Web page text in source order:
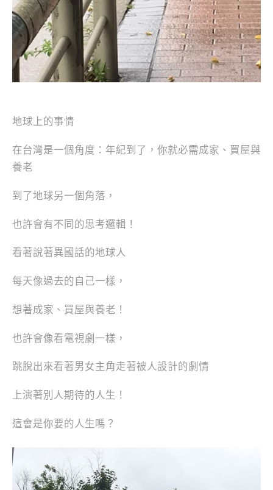
地球上的事情
在台灣是一個角度：年紀到了，你就必需成家、買屋與
養老
到了地球另一個角落，
也許會有不同的思考邏輯！
看著說著異國話的地球人
每天像過去的自己一樣，
想著成家、買屋與養老！
也許會像看電視劇一樣，
跳脫出來看著男女主角走著被人設計的劇情
上演著別人期待的人生！
這會是你要的人生嗎？